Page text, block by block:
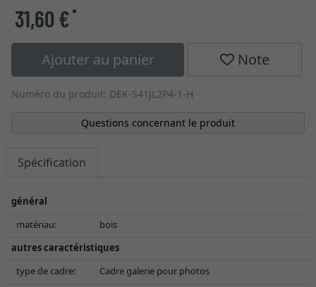
31,60 €*
Ajouter au panier Note
Numéro du produit: DEK-S41JL2P4-1-H
Questions concernant le produit
Spécification
général
matériau:
bois
autres caractéristiques
type de cadre:
Cadre galerie pour photos